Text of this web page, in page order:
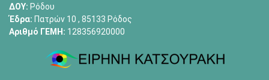
ΔΟΥ: Ρόδου
Έδρα: Πατρών 10 , 85133 Ρόδος
Αριθμό ΓΕΜΗ: 128356920000